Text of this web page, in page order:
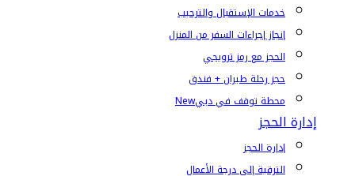
خدمات الإستقبال والترحيب
إنجاز إجراءات السفر من المنزل
الحجز مع رمز ترويجي
حجز رحلة طيران + فندق
محطة توقف في دبيNew
إدارة الحجز
إدارة الحجز
الترقية إلى درجة الأعمال